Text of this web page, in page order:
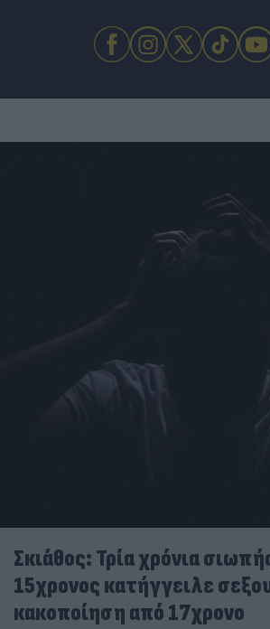
Σκιάθος: Τρία χρόνια
15χρονος κατήγγειλε
κακοποίηση από 17χρονο